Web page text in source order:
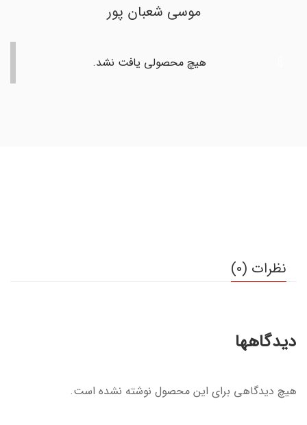
موسی شعبان پور
هیچ محصولی یافت نشد.
نظرات (0)
دیدگاهها
هیچ دیدگاهی برای این محصول نوشته نشده است.